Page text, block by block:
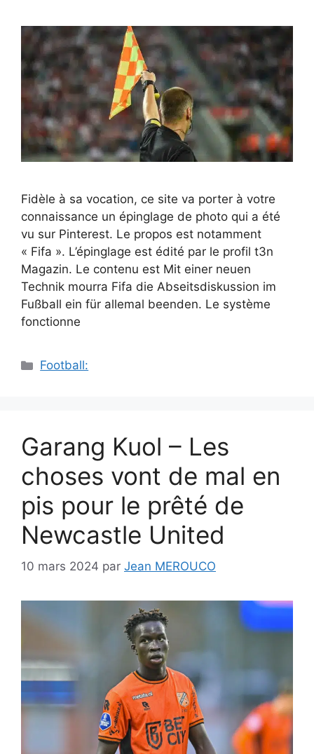
Fidèle à sa vocation, ce site va porter à votre
connaissance un épinglage de photo qui a été
vu sur Pinterest. Le propos est notamment
« Fifa ». L’épinglage est édité par le profil t3n
Magazin. Le contenu est Mit einer neuen
Technik mourra Fifa die Abseitsdiskussion im
Fußball ein für allemal beenden. Le système
fonctionne
Catégories
Football:
Garang Kuol – Les
choses vont de mal en
pis pour le prêté de
Newcastle United
10 mars 2024 par Jean MEROUCO